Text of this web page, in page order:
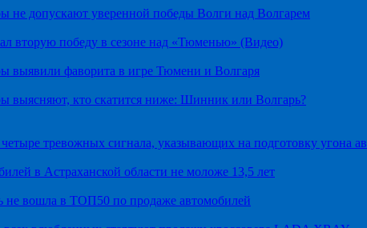
не допускают уверенной победы Волги над Волгарем
вторую победу в сезоне над «Тюменью» (Видео)
выявили фаворита в игре Тюмени и Волгаря
выясняют, кто скатится ниже: Шинник или Волгарь?
тревожных сигнала, указывающих на подготовку угона
в Астраханской области не моложе 13,5 лет
не вошла в ТОП50 по продаже автомобилей